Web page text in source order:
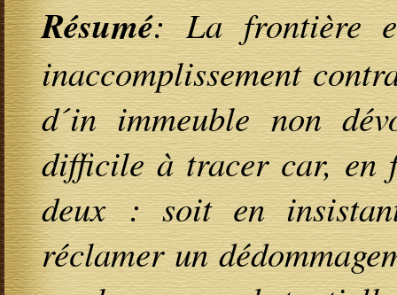
Résumé: La frontière
inaccomplissement
d´in immeuble non
difficile à tracer car, en
deux : soit en
réclamer un